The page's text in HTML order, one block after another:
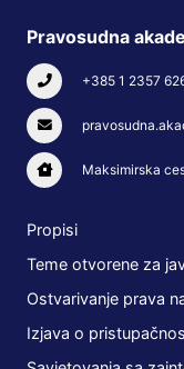
Pravosudna
+385 1 2357
Maksimirska
Propisi
Teme otvorene za
Ostvarivanje prava
Izjava o